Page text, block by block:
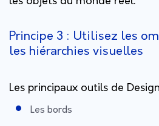
Principe 3 : Utilisez les
les hiérarchies visuelles
Les principaux outils de
Les bords